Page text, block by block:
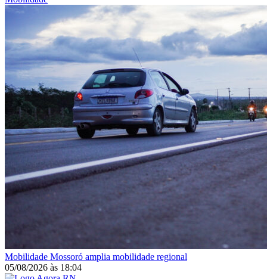
Mobilidade Mossoró amplia mobilidade regional
05/08/2026 às 18:04